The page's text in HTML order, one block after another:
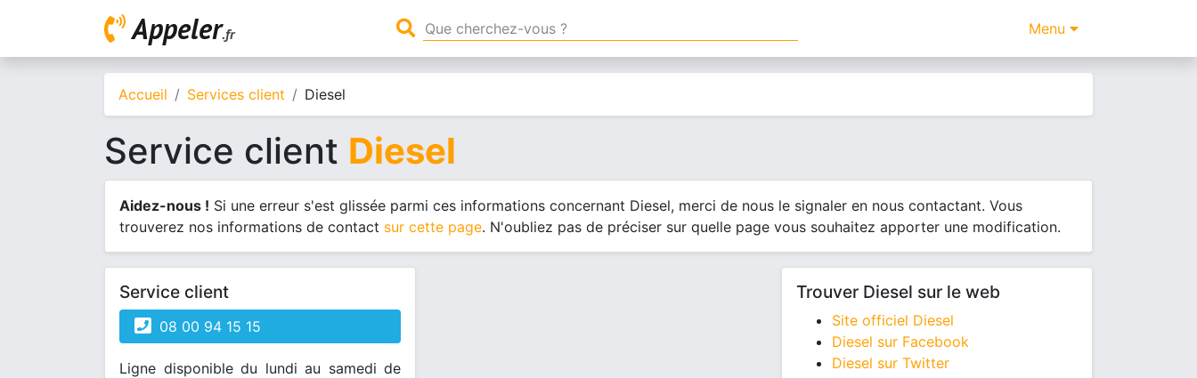
Appeler.fr Menu
Accueil Services client Diesel
Service client Diesel
Aidez-nous ! Si une erreur s'est glissée parmi ces informations concernant Diesel, merci de nous le signaler en nous contactant. Vous
trouverez nos informations de contact sur cette page. N'oubliez pas de préciser sur quelle page vous souhaitez apporter une modification.
Service client
08 00 94 15 15
Ligne disponible du lundi au samedi de
Trouver Diesel sur le web
Site officiel Diesel
Diesel sur Facebook
Diesel sur Twitter